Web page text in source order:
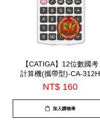
【CATIGA】12位數國考
計算機(攜帶型)-CA-312H
NT$ 160
加入購物車